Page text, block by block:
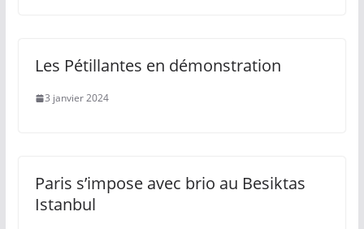
Les Pétillantes en démonstration
3 janvier 2024
Paris s’impose avec brio au Besiktas
Istanbul